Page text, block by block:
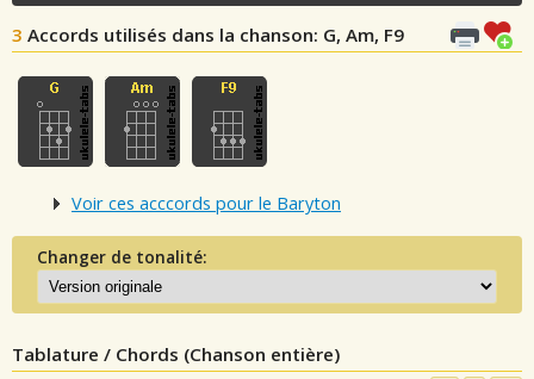
3 Accords utilisés dans la chanson: G, Am, F9
Voir ces acccords pour le Baryton
Changer de tonalité:
Tablature / Chords (Chanson entière)